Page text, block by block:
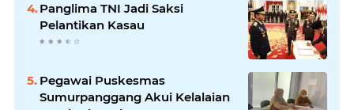
Panglima TNI Jadi Saksi
Pelantikan Kasau
Pegawai Puskesmas
Sumurpanggang Akui Kelalaian